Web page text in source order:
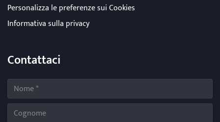
Personalizza le preferenze sui Cookies
Informativa sulla privacy
Contattaci